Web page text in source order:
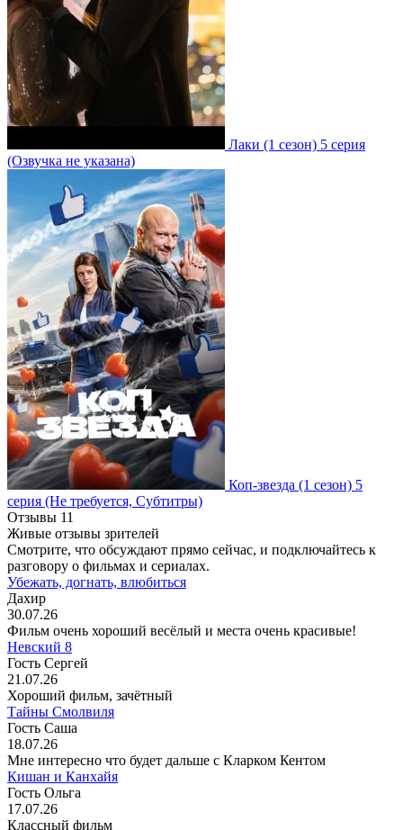
Лаки (1 сезон) 5 серия
(Озвучка не указана)
Коп-звезда (1 сезон) 5
серия (Не требуется, Субтитры)
Отзывы 11
Живые отзывы зрителей
Смотрите, что обсуждают прямо сейчас, и подключайтесь к
разговору о фильмах и сериалах.
Убежать, догнать, влюбиться
Дахир
30.07.26
Фильм очень хороший весёлый и места очень красивые!
Невский 8
Гость Сергей
21.07.26
Хороший фильм, зачётный
Тайны Смолвиля
Гость Саша
18.07.26
Мне интересно что будет дальше с Кларком Кентом
Кишан и Канхайя
Гость Ольга
17.07.26
Классный фильм